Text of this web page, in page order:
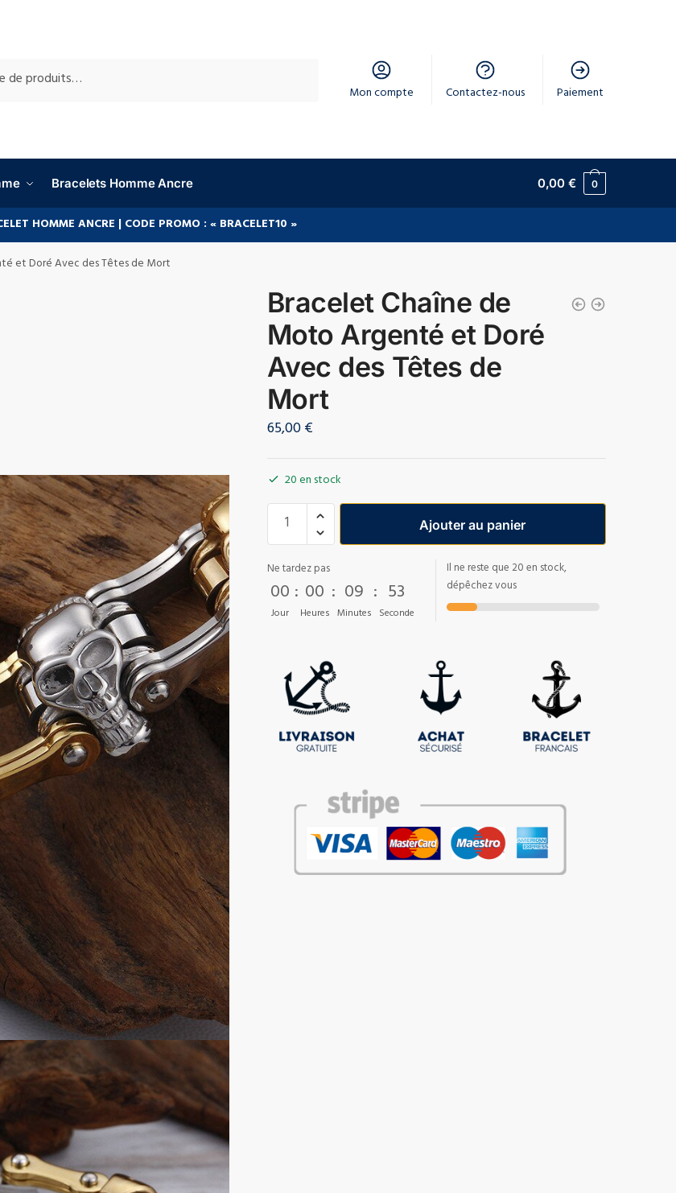
Mon compte Contactez-nous Paiement
Bracelets Homme Ancre 0,00€ 0
HOMME ANCRE | CODE PROMO : « BRACELET10 »
et Doré Avec des Têtes de Mort
Bracelet Chaîne de
Moto Argenté et Doré
Avec des Têtes de
Mort
65,00€
20 en stock
Ajouter au panier
Ne tardez pas
00
Jour
: 00
Heures
: 09
Minutes
: 51
Seconde
Il ne reste que 20 en stock,
dépêchez vous